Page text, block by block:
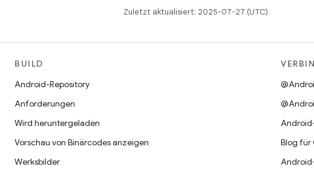
Zuletzt aktualisiert: 2025-07-27 (UTC).
BUILD
Android-Repository
Anforderungen
Wird heruntergeladen
Vorschau von Binärcodes anzeigen
Werksbilder
Blog für